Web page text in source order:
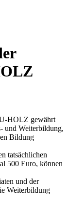
HOLZ gewährt
und Weiterbildung,
Bildung
tatsächlichen
500 Euro, können
und der
Weiterbildung